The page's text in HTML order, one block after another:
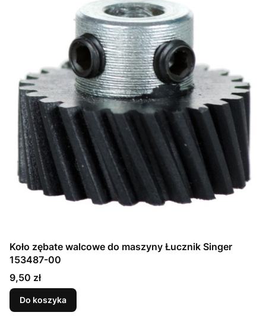
Koło zębate walcowe do maszyny Łucznik Singer
153487-00
Cena
9,50 zł
Do koszyka